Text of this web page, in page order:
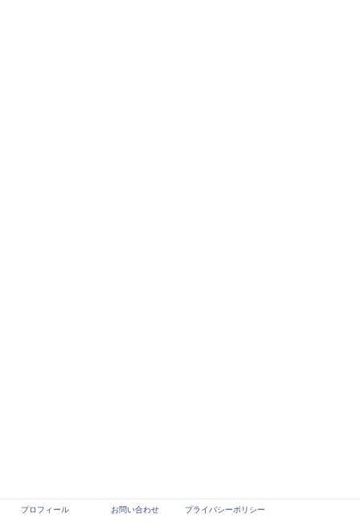
プロフィール お問い合わせ プライバシーポリシー